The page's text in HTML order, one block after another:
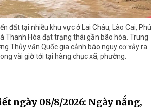
đất tại nhiều khu vực ở Lai Châu, Lào Cai, Phú
Thanh Hóa đạt trạng thái gần bão hòa. Trung
Thủy văn Quốc gia cảnh báo nguy cơ xảy ra
vài giờ tới tại hàng chục xã, phường.
ngày 08/8/2026: Ngày nắng,